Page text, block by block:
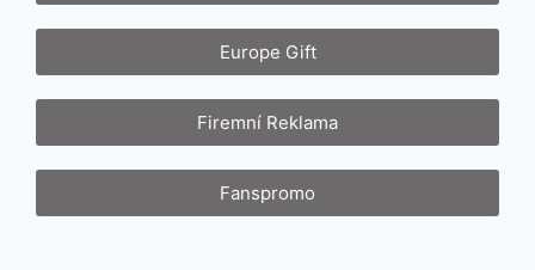
Europe Gift
Firemní Reklama
Fanspromo